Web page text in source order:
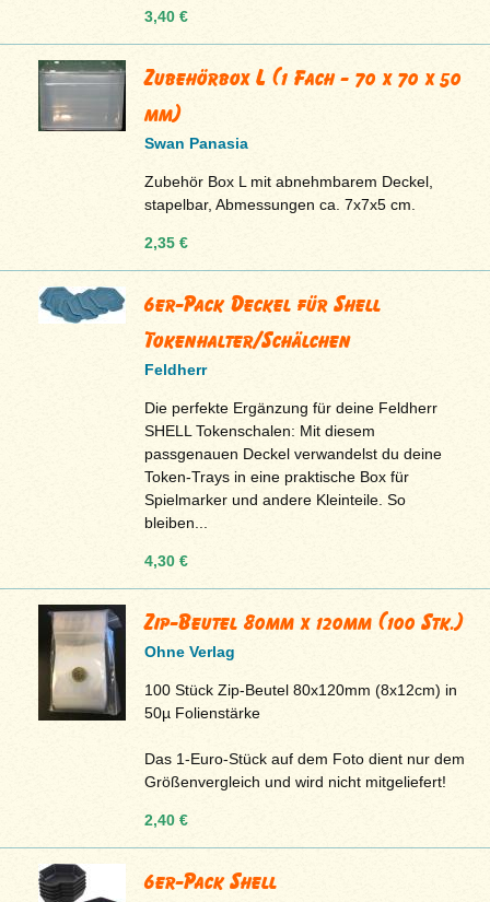
3,40 €
Zubehörbox L (1 Fach - 70 x 70 x 50
mm)
Swan Panasia
Zubehör Box L mit abnehmbarem Deckel,
stapelbar, Abmessungen ca. 7x7x5 cm.
2,35 €
6er-Pack Deckel für Shell
Tokenhalter/Schälchen
Feldherr
Die perfekte Ergänzung für deine Feldherr
SHELL Tokenschalen: Mit diesem
passgenauen Deckel verwandelst du deine
Token-Trays in eine praktische Box für
Spielmarker und andere Kleinteile. So
bleiben...
4,30 €
Zip-Beutel 80mm x 120mm (100 Stk.)
Ohne Verlag
100 Stück Zip-Beutel 80x120mm (8x12cm) in
50µ Folienstärke
Das 1-Euro-Stück auf dem Foto dient nur dem
Größenvergleich und wird nicht mitgeliefert!
2,40 €
6er-Pack Shell